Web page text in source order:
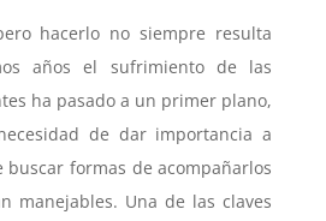
hacerlo no siempre resulta
años el sufrimiento de las
ha pasado a un primer plano,
de dar importancia a
buscar formas de acompañarlos
manejables. Una de las claves